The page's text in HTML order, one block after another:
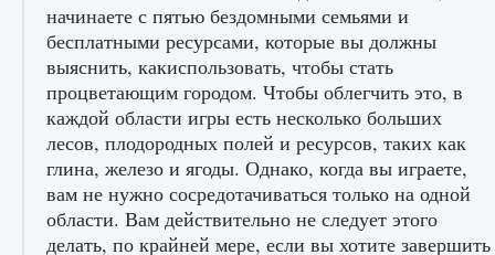
Как найти Гробницу Изгоев в Diablo 4
9 августа 2024 1 337 0 0